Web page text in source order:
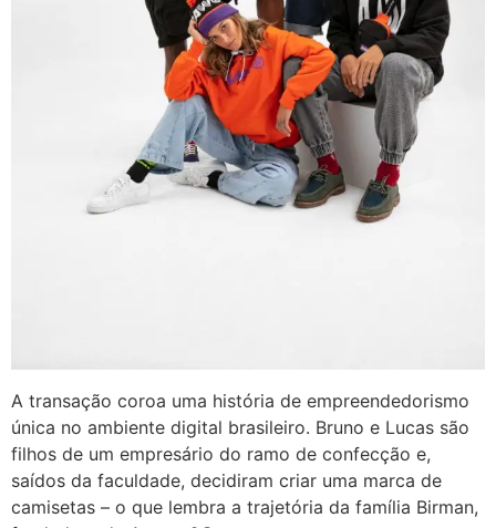
A transação coroa uma história de empreendedorismo
única no ambiente digital brasileiro. Bruno e Lucas são
filhos de um empresário do ramo de confecção e,
saídos da faculdade, decidiram criar uma marca de
camisetas – o que lembra a trajetória da família Birman,